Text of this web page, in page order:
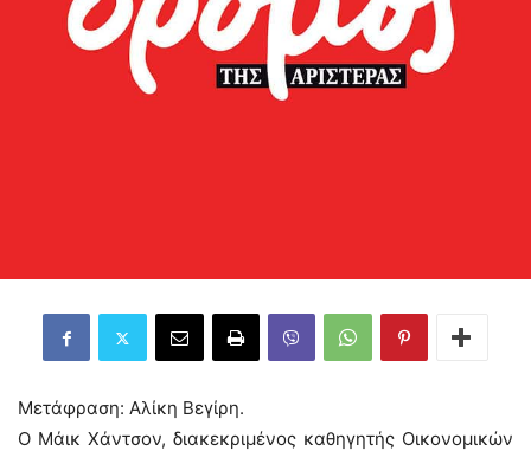
Μετάφραση: Αλίκη Βεγίρη.
O Μάικ Χάντσον, διακεκριμένος καθηγητής Οικονομικών